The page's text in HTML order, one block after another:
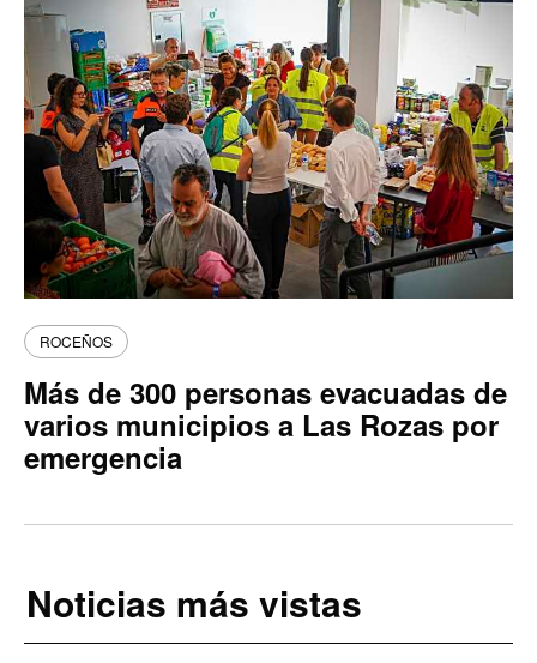
ROCEÑOS
Más de 300 personas evacuadas de
varios municipios a Las Rozas por
emergencia
Noticias más vistas